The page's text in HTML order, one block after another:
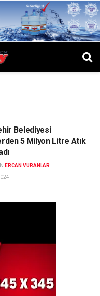
Belediyesi
5 Milyon Litre Atık
ERCAN VURANLAR